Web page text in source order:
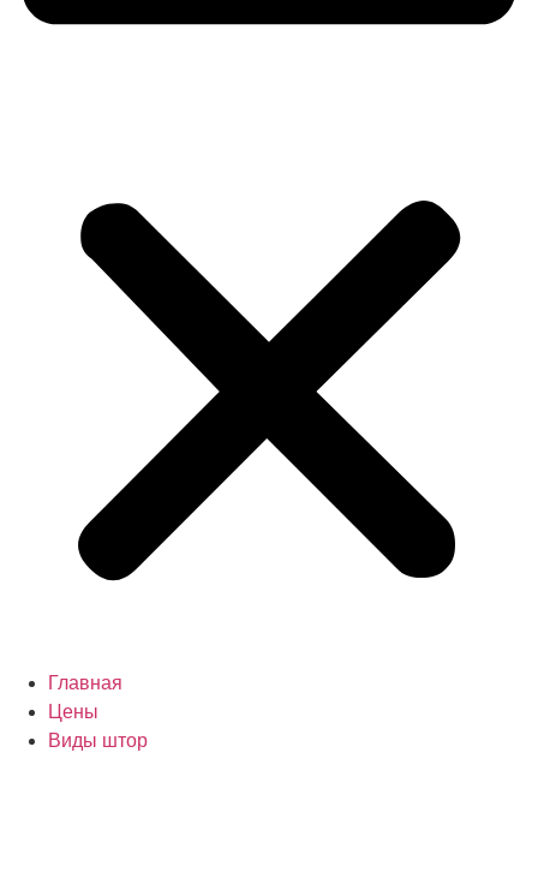
Главная
Цены
Виды штор